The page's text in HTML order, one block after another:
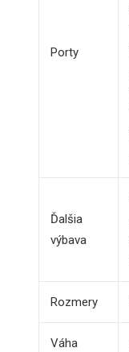
Porty
Ďalšia
výbava
Rozmery
Váha